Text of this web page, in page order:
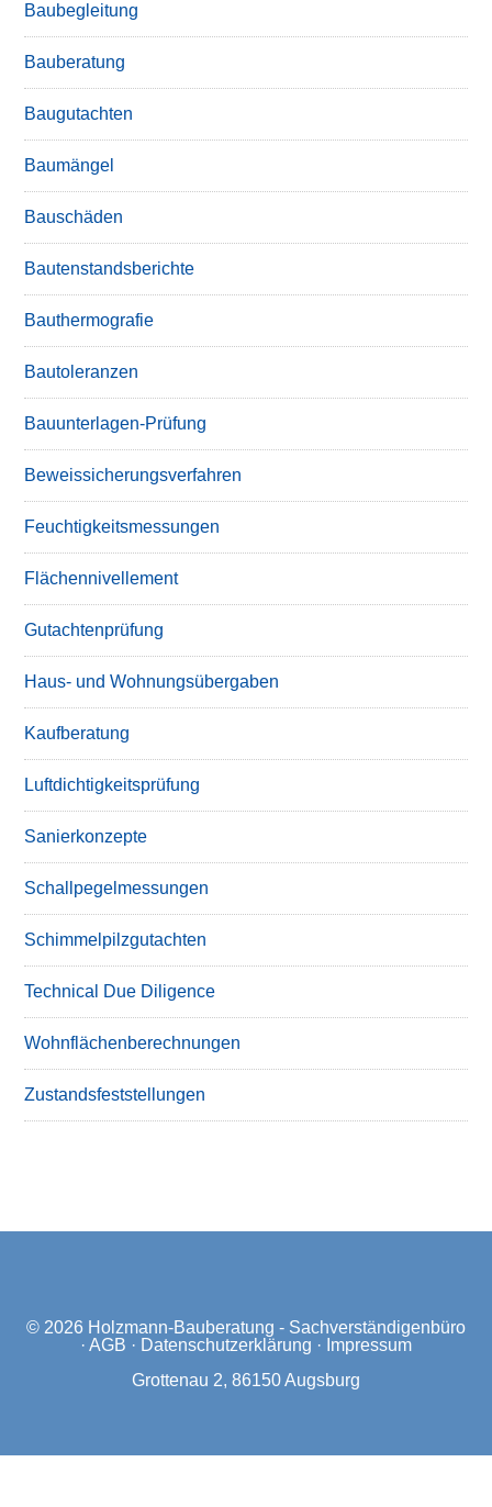
Baubegleitung
Bauberatung
Baugutachten
Baumängel
Bauschäden
Bautenstandsberichte
Bauthermografie
Bautoleranzen
Bauunterlagen-Prüfung
Beweissicherungsverfahren
Feuchtigkeitsmessungen
Flächennivellement
Gutachtenprüfung
Haus- und Wohnungsübergaben
Kaufberatung
Luftdichtigkeitsprüfung
Sanierkonzepte
Schallpegelmessungen
Schimmelpilzgutachten
Technical Due Diligence
Wohnflächenberechnungen
Zustandsfeststellungen
© 2026 Holzmann-Bauberatung - Sachverständigenbüro
· AGB · Datenschutzerklärung · Impressum
Grottenau 2, 86150 Augsburg